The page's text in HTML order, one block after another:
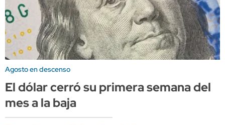
Agosto en descenso
El dólar cerró su primera semana del
mes a la baja